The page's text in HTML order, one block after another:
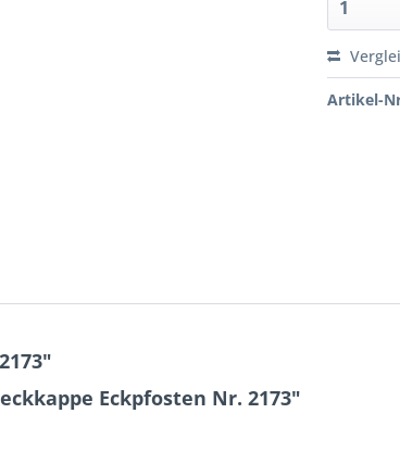
Artikel-
Eckpfosten Nr. 2173"